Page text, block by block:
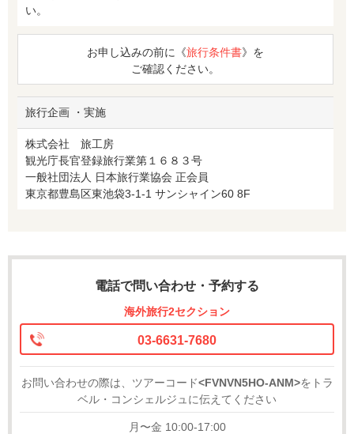
い。
お申し込みの前に《旅行条件書》を
ご確認ください。
旅行企画 ・実施
株式会社 旅工房
観光庁長官登録旅行業第１６８３号
一般社団法人 日本旅行業協会 正会員
東京都豊島区東池袋3-1-1 サンシャイン60 8F
電話で問い合わせ・予約する
海外旅行2セクション
03-6631-7680
お問い合わせの際は、ツアーコード<FVNVN5HO-ANM>をトラ
ベル・コンシェルジュに伝えてください
月〜金 10:00-17:00